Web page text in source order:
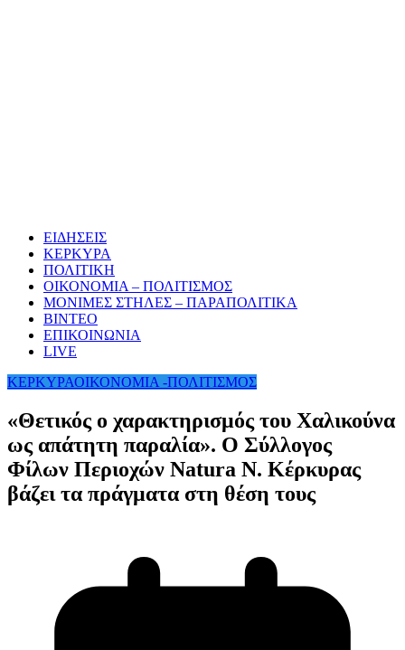
ΕΙΔΗΣΕΙΣ
ΚΕΡΚΥΡΑ
ΠΟΛΙΤΙΚΗ
ΟΙΚΟΝΟΜΙΑ – ΠΟΛΙΤΙΣΜΟΣ
ΜΟΝΙΜΕΣ ΣΤΗΛΕΣ – ΠΑΡΑΠΟΛΙΤΙΚΑ
ΒΙΝΤΕΟ
ΕΠΙΚΟΙΝΩΝΙΑ
LIVE
ΚΕΡΚΥΡΑΟΙΚΟΝΟΜΙΑ -ΠΟΛΙΤΙΣΜΟΣ
«Θετικός ο χαρακτηρισμός του Χαλικούνα
ως απάτητη παραλία». Ο Σύλλογος
Φίλων Περιοχών Νatura Ν. Κέρκυρας
βάζει τα πράγματα στη θέση τους